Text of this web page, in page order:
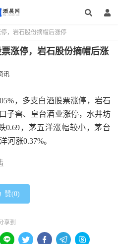
，岩石股份摘帽后涨停
涨停，岩石股份摘帽后涨
讯
，多支白酒股票涨停，岩石
子窖、皇台酒业涨停，水井坊
0.69，茅五洋涨幅较小，茅台
河涨0.37%。
赞(0)
享到
    